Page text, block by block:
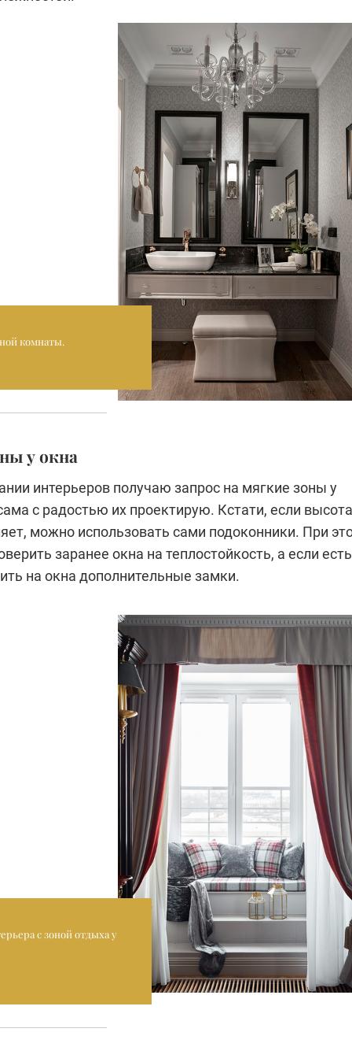
комнаты.
у окна
интерьеров получаю запрос на мягкие зоны у
с радостью их проектирую. Кстати, если
можно использовать сами подоконники. При
заранее окна на теплостойкость, а если есть
на окна дополнительные замки.
с зоной отдыха у